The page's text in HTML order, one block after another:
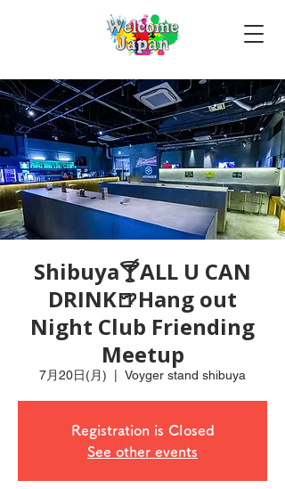
Shibuya🍸ALL U CAN
DRINK🍺Hang out
Night Club Friending
Meetup
7月20日(月) Voyger stand shibuya
Registration is Closed
See other events